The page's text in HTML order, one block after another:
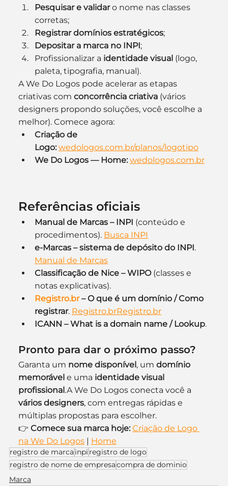
Pesquisar e validar o nome nas classes
corretas;
Registrar domínios estratégicos;
Depositar a marca no INPI;
Profissionalizar a identidade visual (logo,
paleta, tipografia, manual).
A We Do Logos pode acelerar as etapas
criativas com concorrência criativa (vários
designers propondo soluções, você escolhe a
melhor). Comece agora:
Criação de
Logo: wedologos.com.br/planos/logotipo
We Do Logos — Home: wedologos.com.br
Referências oficiais
Manual de Marcas – INPI (conteúdo e
procedimentos). Busca INPI
e-Marcas – sistema de depósito do INPI.
Manual de Marcas
Classificação de Nice – WIPO (classes e
notas explicativas).
Registro.br – O que é um domínio / Como
registrar. Registro.brRegistro.br
ICANN – What is a domain name / Lookup.
Pronto para dar o próximo passo?
Garanta um nome disponível, um domínio
memorável e uma identidade visual
profissional.A We Do Logos conecta você a
vários designers, com entregas rápidas e
múltiplas propostas para escolher.
👉 Comece sua marca hoje: Criação de Logo
na We Do Logos | Home
registro de marca inpi registro de logo
registro de nome de empresacompra de dominio
Marca